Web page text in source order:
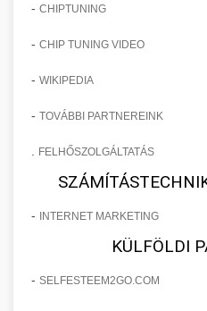
- CHIPTUNING
- CHIP TUNING VIDEO
- WIKIPEDIA
- TOVÁBBI PARTNEREINK
FELHŐSZOLGÁLTATÁS
- INTERNET MARKETING
KÜLFÖLDI
- SELFESTEEM2GO.COM